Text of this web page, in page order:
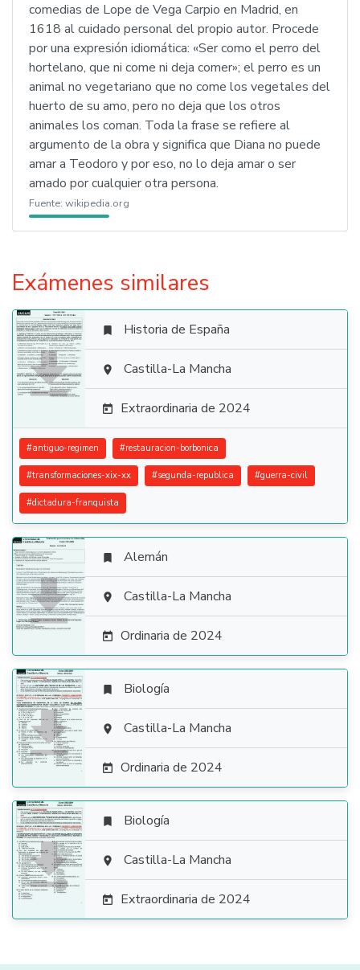
comedias de Lope de Vega Carpio en Madrid, en
1618 al cuidado personal del propio autor. Procede
por una expresión idiomática: «Ser como el perro del
hortelano, que ni come ni deja comer»; el perro es un
animal no vegetariano que no come los vegetales del
huerto de su amo, pero no deja que los otros
animales los coman. Toda la frase se refiere al
argumento de la obra y significa que Diana no puede
amar a Teodoro y por eso, no lo deja amar o ser
amado por cualquier otra persona.
Fuente: wikipedia.org
Exámenes similares

 Historia de España
 Castilla-La Mancha
 Extraordinaria de 2024
#antiguo-regimen #restauracion-borbonica
#transformaciones-xix-xx #segunda-republica #guerra-civil
#dictadura-franquista

 Alemán
 Castilla-La Mancha
 Ordinaria de 2024

 Biología
 Castilla-La Mancha
 Ordinaria de 2024

 Biología
 Castilla-La Mancha
 Extraordinaria de 2024